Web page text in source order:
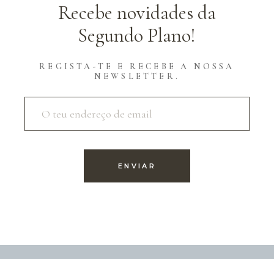
Recebe novidades da
Segundo Plano!
REGISTA-TE E RECEBE A NOSSA
NEWSLETTER.